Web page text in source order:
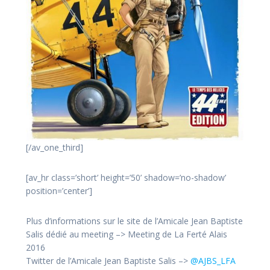
[/av_one_third]
[av_hr class=’short’ height=’50’ shadow=’no-shadow’
position=’center’]
Plus d’informations sur le site de l’Amicale Jean Baptiste
Salis dédié au meeting –> Meeting de La Ferté Alais
2016
Twitter de l’Amicale Jean Baptiste Salis –> @AJBS_LFA